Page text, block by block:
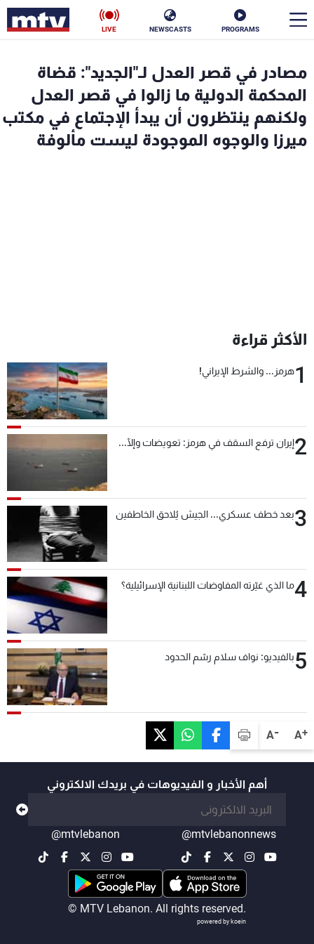
PROGRAMS
NEWSCASTS
LIVE
A+
A-
مصادر في قصر العدل لـ"الجديد": قضاة
المحكمة الدولية ما زالوا في قصر العدل
ولكنهم ينتظرون أن يبدأ الإجتماع في مكتب
ميرزا والوجوه الموجودة ليست مألوفة
الأكثر قراءة
1هرمز... والشرط الإيراني!
2إيران ترفع السقف في هرمز: تعويضات وإلّا...
3بعد خطف عسكري... الجيش يُلاحق الخاطفين
4ما الذي غيّرته المفاوضات اللبنانية الإسرائيلية؟
5بالفيديو: نواف سلام رسّم الحدود
أهم الأخبار و الفيديوهات في بريدك الالكتروني
@mtvlebanonnews
@mtvlebanon
© MTV Lebanon. All rights reserved.
powered by koein
الأخبار
سياسة ناس
شاهد البرامج
الترددات
لاعلاناتكم
شروط الإسـتخدام
سياسة الخصوصية